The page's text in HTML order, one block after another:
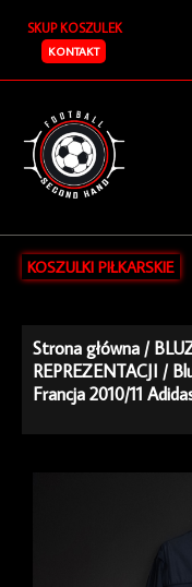
treści
SKUP KOSZULEK
KONTAKT
KOSZULKI PIŁKARSKIE
Strona główna /
REPREZENTACJI /
Francja 2010/11